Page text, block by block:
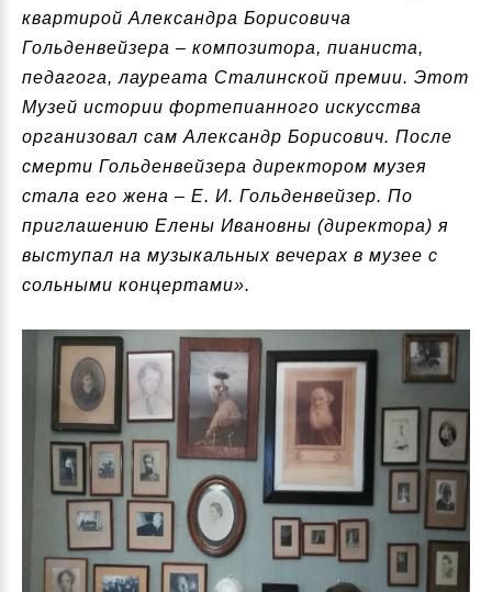
квартирой Александра Борисовича
Гольденвейзера – композитора, пианиста,
педагога, лауреата Сталинской премии. Этот
Музей истории фортепианного искусства
организовал сам Александр Борисович. После
смерти Гольденвейзера директором музея
стала его жена – Е. И. Гольденвейзер. По
приглашению Елены Ивановны (директора) я
выступал на музыкальных вечерах в музее с
сольными концертами».